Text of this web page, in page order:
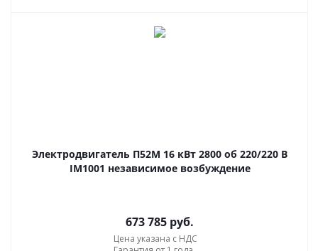
Электродвигатель П52М 16 кВт 2800 об 220/220 В
IM1001 независимое возбуждение
673 785 руб.
Цена указана с НДС